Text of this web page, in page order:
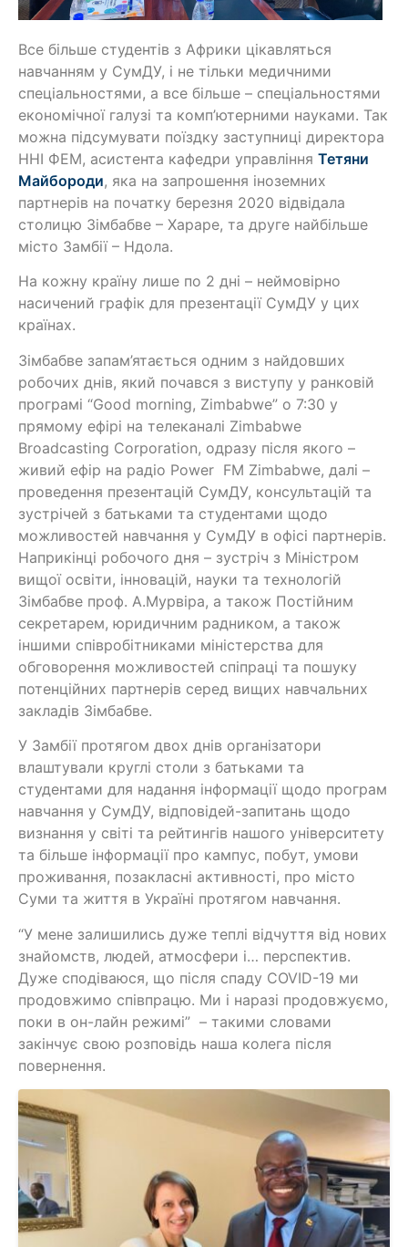
Все більше студентів з Африки цікавляться
навчанням у СумДУ, і не тільки медичними
спеціальностями, а все більше – спеціальностями
економічної галузі та комп’ютерними науками. Так
можна підсумувати поїздку заступниці директора
ННІ ФЕМ, асистента кафедри управління Тетяни
Майбороди, яка на запрошення іноземних
партнерів на початку березня 2020 відвідала
столицю Зімбабве – Хараре, та друге найбільше
місто Замбії – Ндола.
На кожну країну лише по 2 дні – неймовірно
насичений графік для презентації СумДУ у цих
країнах.
Зімбабве запам’ятається одним з найдовших
робочих днів, який почався з виступу у ранковій
програмі “Good morning, Zimbabwe” о 7:30 у
прямому ефірі на телеканалі Zimbabwe
Broadcasting Corporation, одразу після якого –
живий ефір на радіо Power FM Zimbabwe, далі –
проведення презентацій СумДУ, консультацій та
зустрічей з батьками та студентами щодо
можливостей навчання у СумДУ в офісі партнерів.
Наприкінці робочого дня – зустріч з Міністром
вищої освіти, інновацій, науки та технологій
Зімбабве проф. А.Мурвіра, а також Постійним
секретарем, юридичним радником, а також
іншими співробітниками міністерства для
обговорення можливостей спіпраці та пошуку
потенційних партнерів серед вищих навчальних
закладів Зімбабве.
У Замбії протягом двох днів організатори
влаштували круглі столи з батьками та
студентами для надання інформації щодо програм
навчання у СумДУ, відповідей-запитань щодо
визнання у світі та рейтингів нашого університету
та більше інформації про кампус, побут, умови
проживання, позакласні активності, про місто
Суми та життя в Україні протягом навчання.
“У мене залишились дуже теплі відчуття від нових
знайомств, людей, атмосфери і… перспектив.
Дуже сподіваюся, що після спаду COVID-19 ми
продовжимо співпрацю. Ми і наразі продовжуємо,
поки в он-лайн режимі” – такими словами
закінчує свою розповідь наша колега після
повернення.